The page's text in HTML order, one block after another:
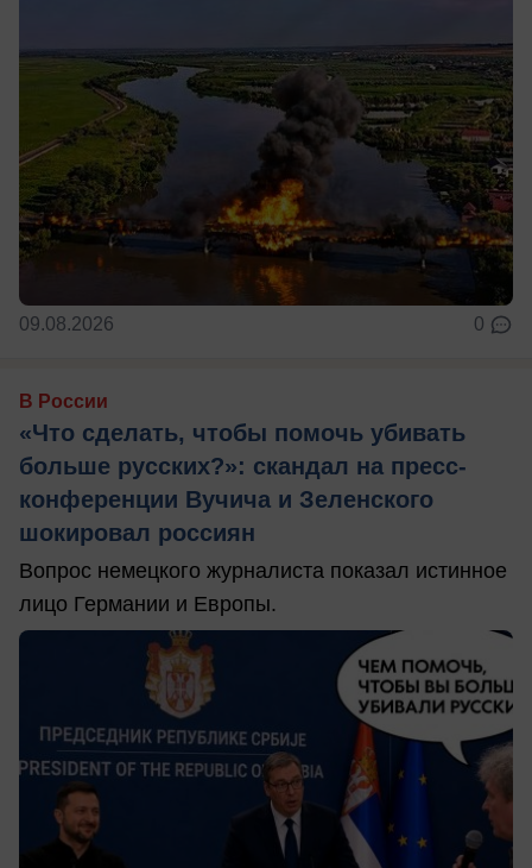
09.08.2026 0
В России
«Что сделать, чтобы помочь убивать
больше русских?»: скандал на пресс-
конференции Вучича и Зеленского
шокировал россиян
Вопрос немецкого журналиста показал истинное
лицо Германии и Европы.